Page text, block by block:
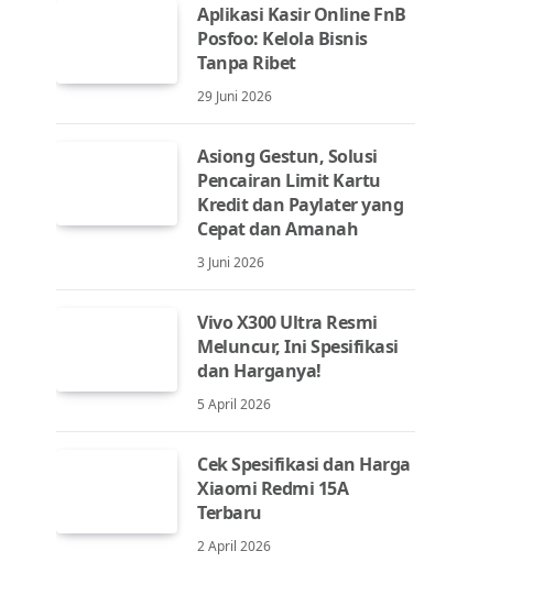
Aplikasi Kasir Online FnB
Posfoo: Kelola Bisnis
Tanpa Ribet
29 Juni 2026
Asiong Gestun, Solusi
Pencairan Limit Kartu
Kredit dan Paylater yang
Cepat dan Amanah
3 Juni 2026
Vivo X300 Ultra Resmi
Meluncur, Ini Spesifikasi
dan Harganya!
5 April 2026
Cek Spesifikasi dan Harga
Xiaomi Redmi 15A
Terbaru
2 April 2026